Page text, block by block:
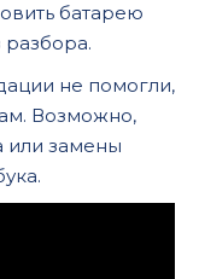
батарею
разбора.
не помогли,
Возможно,
или замены